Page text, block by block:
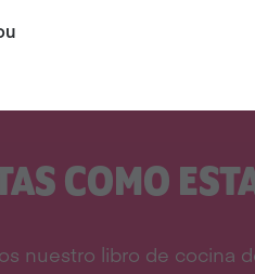
COMO
nuestro libro de cocina